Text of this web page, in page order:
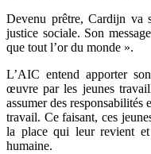
Devenu prêtre, Cardijn va
justice sociale. Son
que tout l’or du monde ».
L’AIC entend apporter
œuvre par les jeunes
assumer des
travail. Ce faisant, ces
la place qui leur revient
humaine.